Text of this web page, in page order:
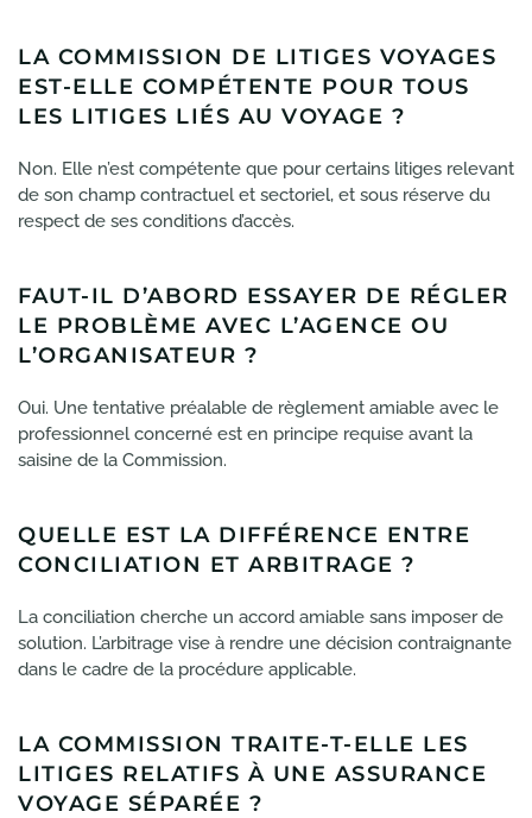
LA COMMISSION DE LITIGES VOYAGES
EST-ELLE COMPÉTENTE POUR TOUS
LES LITIGES LIÉS AU VOYAGE ?
Non. Elle n’est compétente que pour certains litiges relevant
de son champ contractuel et sectoriel, et sous réserve du
respect de ses conditions d’accès.
FAUT-IL D’ABORD ESSAYER DE RÉGLER
LE PROBLÈME AVEC L’AGENCE OU
L’ORGANISATEUR ?
Oui. Une tentative préalable de règlement amiable avec le
professionnel concerné est en principe requise avant la
saisine de la Commission.
QUELLE EST LA DIFFÉRENCE ENTRE
CONCILIATION ET ARBITRAGE ?
La conciliation cherche un accord amiable sans imposer de
solution. L’arbitrage vise à rendre une décision contraignante
dans le cadre de la procédure applicable.
LA COMMISSION TRAITE-T-ELLE LES
LITIGES RELATIFS À UNE ASSURANCE
VOYAGE SÉPARÉE ?